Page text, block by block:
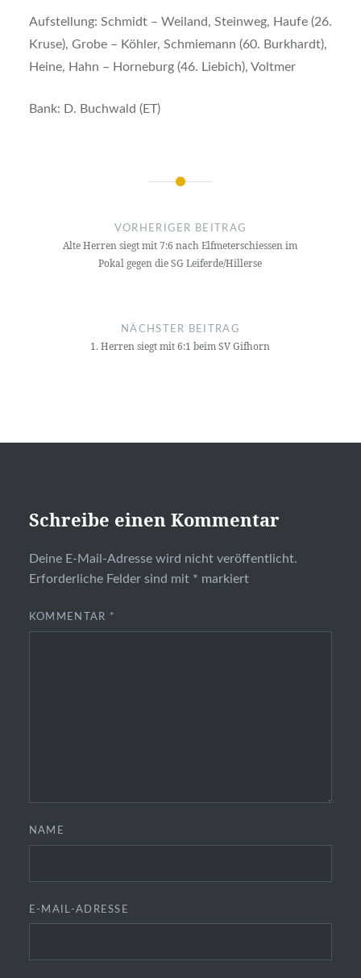
Aufstellung: Schmidt – Weiland, Steinweg, Haufe (26.
Kruse), Grobe – Köhler, Schmiemann (60. Burkhardt),
Heine, Hahn – Horneburg (46. Liebich), Voltmer
Bank: D. Buchwald (ET)
Beitragsnavigation
VORHERIGER BEITRAG
Alte Herren siegt mit 7:6 nach Elfmeterschiessen im
Pokal gegen die SG Leiferde/Hillerse
NÄCHSTER BEITRAG
1. Herren siegt mit 6:1 beim SV Gifhorn
Schreibe einen Kommentar
Deine E-Mail-Adresse wird nicht veröffentlicht.
Erforderliche Felder sind mit * markiert
KOMMENTAR *
NAME
E-MAIL-ADRESSE